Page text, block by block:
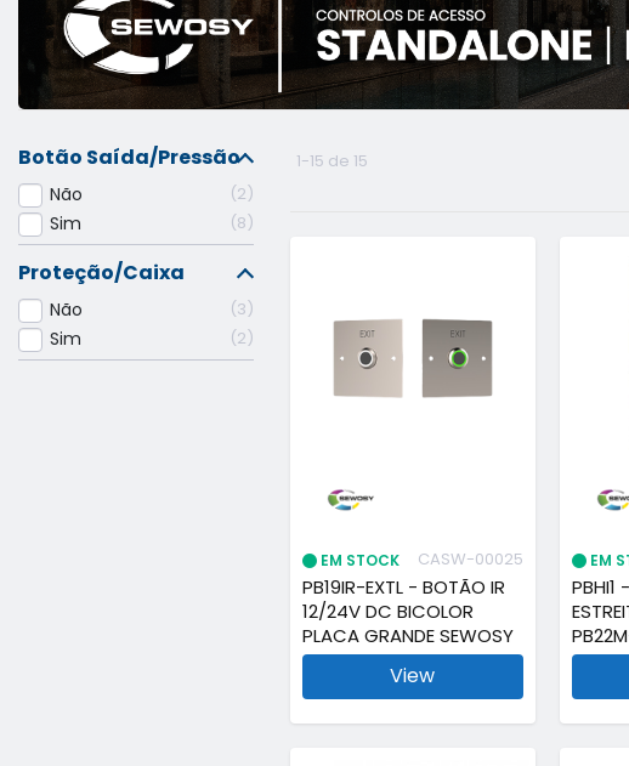
1-15 de 15
EM STOCK CASW-00025
PB19IR-EXTL - BOTÃO IR
12/24V DC BICOLOR
PLACA GRANDE SEWOSY
View
EM
PBHI1
Botão Saída/Pressão
Não 2
Sim 8
Proteção/Caixa
Não 3
Sim 2